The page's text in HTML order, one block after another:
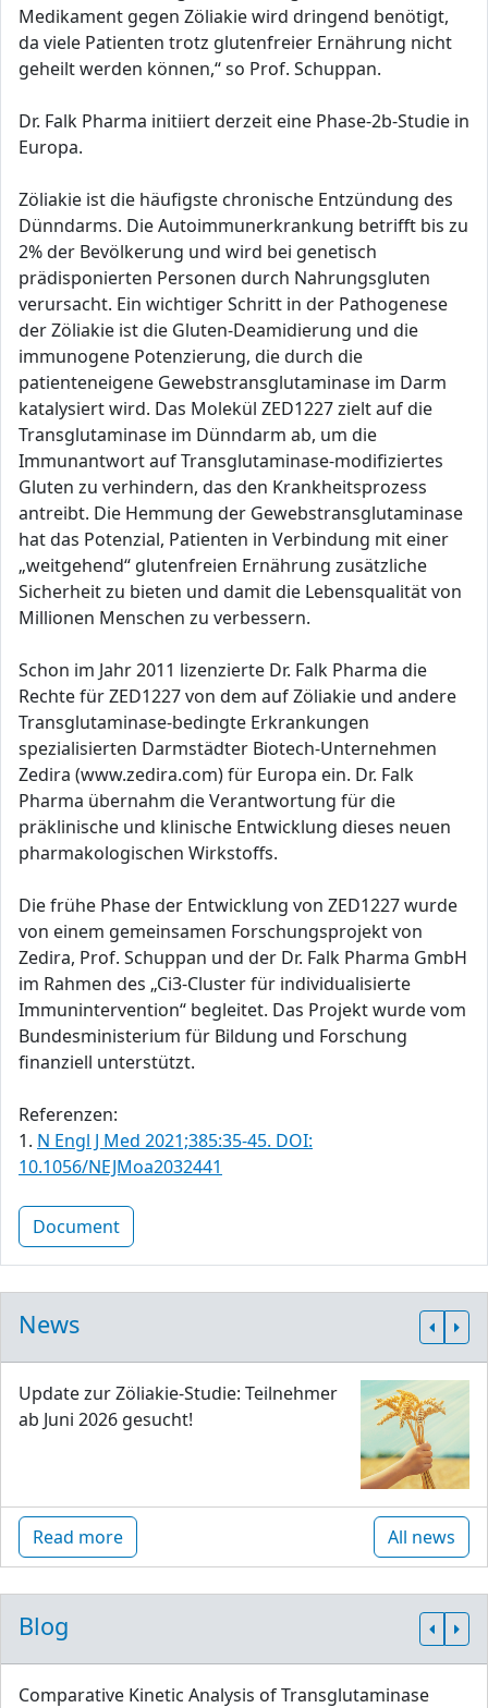
Medikament gegen Zöliakie wird dringend benötigt,
da viele Patienten trotz glutenfreier Ernährung nicht
geheilt werden können,“ so Prof. Schuppan.
Dr. Falk Pharma initiiert derzeit eine Phase-2b-Studie in
Europa.
Zöliakie ist die häufigste chronische Entzündung des
Dünndarms. Die Autoimmunerkrankung betrifft bis zu
2% der Bevölkerung und wird bei genetisch
prädisponierten Personen durch Nahrungsgluten
verursacht. Ein wichtiger Schritt in der Pathogenese
der Zöliakie ist die Gluten-Deamidierung und die
immunogene Potenzierung, die durch die
patienteneigene Gewebstransglutaminase im Darm
katalysiert wird. Das Molekül ZED1227 zielt auf die
Transglutaminase im Dünndarm ab, um die
Immunantwort auf Transglutaminase-modifiziertes
Gluten zu verhindern, das den Krankheitsprozess
antreibt. Die Hemmung der Gewebstransglutaminase
hat das Potenzial, Patienten in Verbindung mit einer
„weitgehend“ glutenfreien Ernährung zusätzliche
Sicherheit zu bieten und damit die Lebensqualität von
Millionen Menschen zu verbessern.
Schon im Jahr 2011 lizenzierte Dr. Falk Pharma die
Rechte für ZED1227 von dem auf Zöliakie und andere
Transglutaminase-bedingte Erkrankungen
spezialisierten Darmstädter Biotech-Unternehmen
Zedira (www.zedira.com) für Europa ein. Dr. Falk
Pharma übernahm die Verantwortung für die
präklinische und klinische Entwicklung dieses neuen
pharmakologischen Wirkstoffs.
Die frühe Phase der Entwicklung von ZED1227 wurde
von einem gemeinsamen Forschungsprojekt von
Zedira, Prof. Schuppan und der Dr. Falk Pharma GmbH
im Rahmen des „Ci3-Cluster für individualisierte
Immunintervention“ begleitet. Das Projekt wurde vom
Bundesministerium für Bildung und Forschung
finanziell unterstützt.
Referenzen:
1. N Engl J Med 2021;385:35-45. DOI:
10.1056/NEJMoa2032441
Document
News
Update zur Zöliakie-Studie: Teilnehmer
ab Juni 2026 gesucht!
Read more All news
Blog
Comparative Kinetic Analysis of Transglutaminase